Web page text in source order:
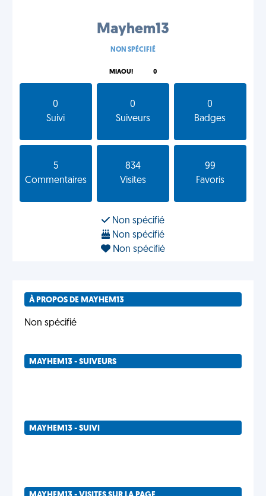
Mayhem13
NON SPÉCIFIÉ
MIAOU! 0
0
Suivi
0
Suiveurs
0
Badges
5
Commentaires
834
Visites
99
Favoris
Non spécifié
Non spécifié
Non spécifié
À PROPOS DE MAYHEM13
Non spécifié
MAYHEM13 - SUIVEURS
MAYHEM13 - SUIVI